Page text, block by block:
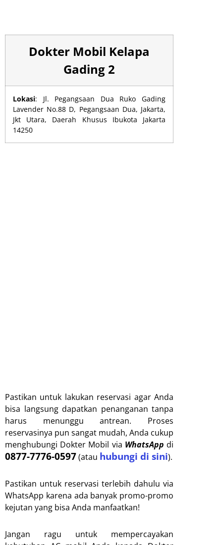
Dokter Mobil Kelapa
Gading 2
Lokasi: Jl. Pegangsaan Dua Ruko Gading
Lavender No.88 D, Pegangsaan Dua, Jakarta,
Jkt Utara, Daerah Khusus Ibukota Jakarta
14250
Pastikan untuk lakukan reservasi agar Anda
bisa langsung dapatkan penanganan tanpa
harus menunggu antrean. Proses
reservasinya pun sangat mudah, Anda cukup
menghubungi Dokter Mobil via WhatsApp di
0877-7776-0597(atau hubungi di sini).
Pastikan untuk reservasi terlebih dahulu via
WhatsApp karena ada banyak promo-promo
kejutan yang bisa Anda manfaatkan!
Jangan ragu untuk mempercayakan